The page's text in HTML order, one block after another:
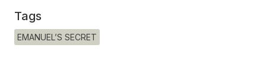
Tags
EMANUEL’S SECRET